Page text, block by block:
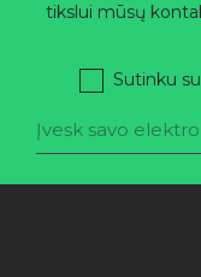
tikslui mūsų
Sutinku su